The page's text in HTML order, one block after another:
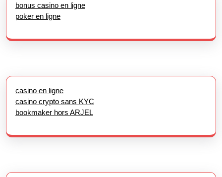
bonus casino en ligne
poker en ligne
casino en ligne
casino crypto sans KYC
bookmaker hors ARJEL